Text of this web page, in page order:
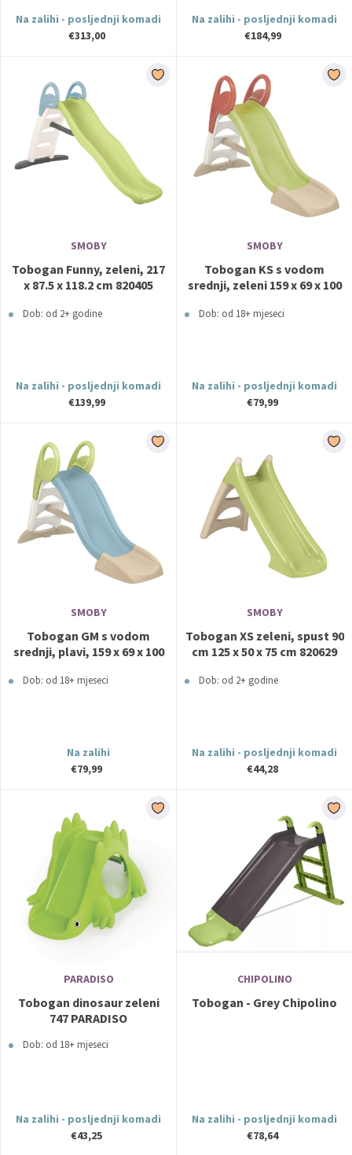
Na zalihi - posljednji komadi
€313,00
Na zalihi - posljednji komadi
€184,99
SMOBY
Tobogan Funny, zeleni, 217
x 87.5 x 118.2 cm 820405
Dob: od 2+ godine
Na zalihi - posljednji komadi
€139,99
SMOBY
Tobogan KS s vodom
srednji, zeleni 159 x 69 x 100
Dob: od 18+ mjeseci
Na zalihi - posljednji komadi
€79,99
SMOBY
Tobogan GM s vodom
srednji, plavi, 159 x 69 x 100
Dob: od 18+ mjeseci
Na zalihi
€79,99
SMOBY
Tobogan XS zeleni, spust 90
cm 125 x 50 x 75 cm 820629
Dob: od 2+ godine
Na zalihi - posljednji komadi
€44,28
PARADISO
Tobogan dinosaur zeleni
747 PARADISO
Dob: od 18+ mjeseci
Na zalihi - posljednji komadi
€43,25
CHIPOLINO
Tobogan - Grey Chipolino
Na zalihi - posljednji komadi
€78,64